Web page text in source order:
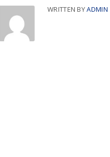
WRITTEN BYADMIN